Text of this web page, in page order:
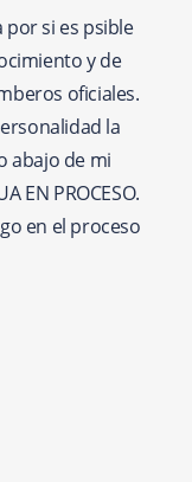
si es psible
y de
oficiales.
la
abajo de mi
EN PROCESO.
en el proceso